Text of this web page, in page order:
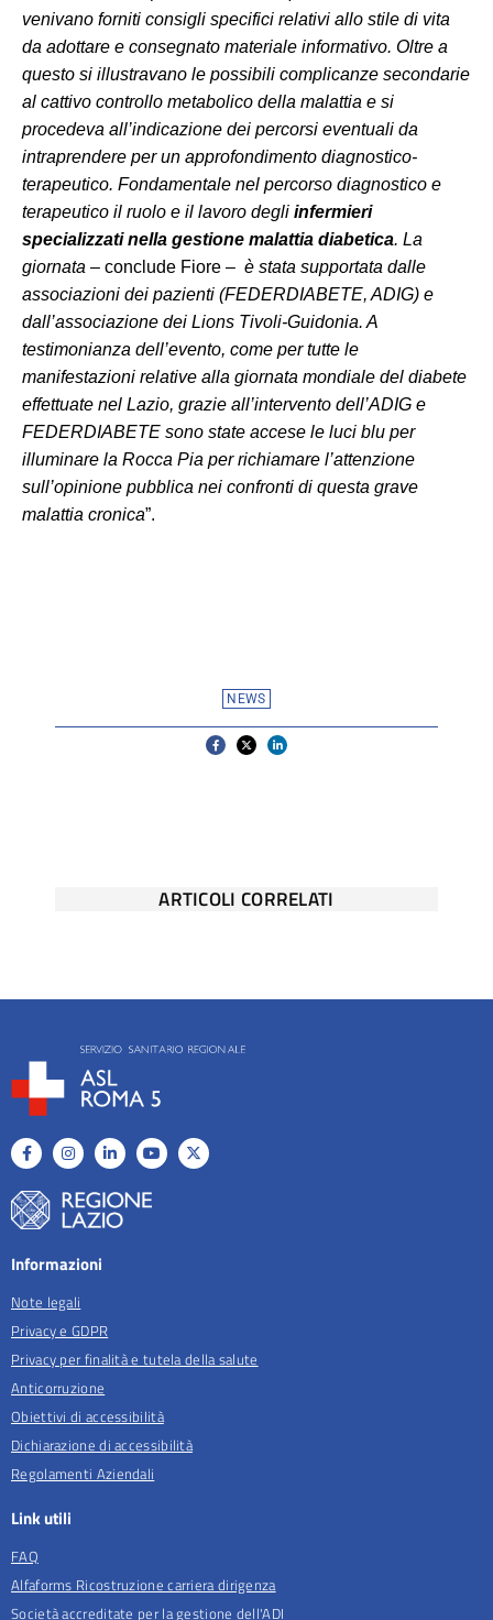
venivano forniti consigli specifici relativi allo stile di vita
da adottare e consegnato materiale informativo. Oltre a
questo si illustravano le possibili complicanze secondarie
al cattivo controllo metabolico della malattia e si
procedeva all’indicazione dei percorsi eventuali da
intraprendere per un approfondimento diagnostico-
terapeutico. Fondamentale nel percorso diagnostico e
terapeutico il ruolo e il lavoro degli infermieri
specializzati nella gestione malattia diabetica. La
giornata – conclude Fiore – è stata supportata dalle
associazioni dei pazienti (FEDERDIABETE, ADIG) e
dall’associazione dei Lions Tivoli-Guidonia. A
testimonianza dell’evento, come per tutte le
manifestazioni relative alla giornata mondiale del diabete
effettuate nel Lazio, grazie all’intervento dell’ADIG e
FEDERDIABETE sono state accese le luci blu per
illuminare la Rocca Pia per richiamare l’attenzione
sull’opinione pubblica nei confronti di questa grave
malattia cronica”.
NEWS
ARTICOLI CORRELATI
Informazioni
Note legali
Privacy e GDPR
Privacy per finalità e tutela della salute
Anticorruzione
Obiettivi di accessibilità
Dichiarazione di accessibilità
Regolamenti Aziendali
Link utili
FAQ
Alfaforms Ricostruzione carriera dirigenza
Società accreditate per la gestione dell'ADI